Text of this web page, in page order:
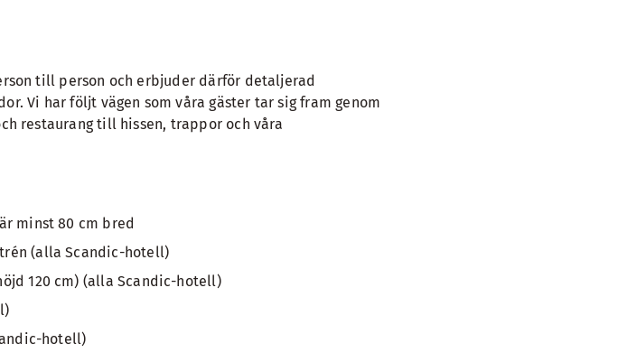
till person och erbjuder därför detaljerad
Vi har följt vägen som våra gäster tar sig fram genom
restaurang till hissen, trappor och våra
minst 80 cm bred
(alla Scandic-hotell)
120 cm) (alla Scandic-hotell)
hotell)